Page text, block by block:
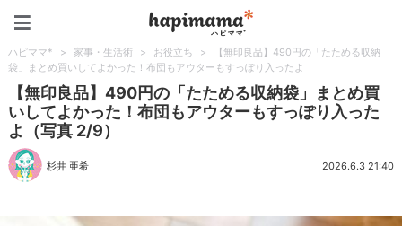
ハピママ* > 家事・生活術 > お役立ち >
【無印良品】490円の「たためる収納
袋」まとめ買いしてよかった！布団もアウターもすっぽり入ったよ
【無印良品】490円の「たためる収納袋」まとめ買
いしてよかった！布団もアウターもすっぽり入った
よ（写真 2/9）
杉井 亜希 2026.6.3 21:40